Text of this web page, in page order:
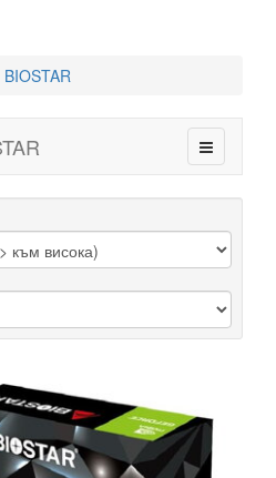
BIOSTAR